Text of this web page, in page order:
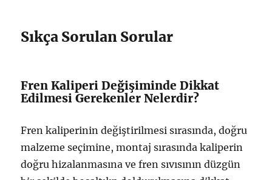
Sıkça Sorulan Sorular
Fren Kaliperi Değişiminde Dikkat
Edilmesi Gerekenler Nelerdir?
Fren kaliperinin değiştirilmesi sırasında, doğru
malzeme seçimine, montaj sırasında kaliperin
doğru hizalanmasına ve fren sıvısının düzgün